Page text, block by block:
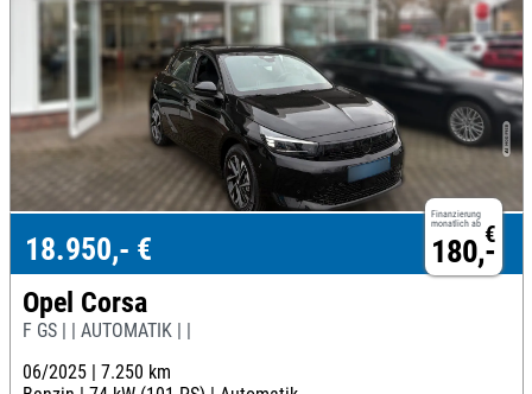
Finanzierung
monatlich ab €
180,-
18.950,- €
Opel Corsa
F GS | | AUTOMATIK | |
06/2025 | 7.250 km